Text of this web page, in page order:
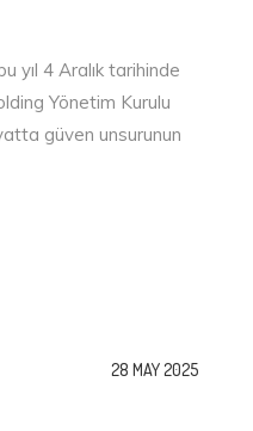
yıl 4 Aralık tarihinde
Yönetim Kurulu
güven unsurunun
28 MAY 2025